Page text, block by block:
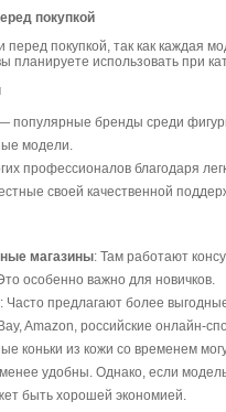
покупкой
перед покупкой, так как каждая
планируете использовать при
популярные бренды среди
модели.
профессионалов благодаря
своей качественной
магазины: Там работают
особенно важно для новичков.
: Часто предлагают более
Amazon, российские онлайн-
коньки из кожи со временем
удобны. Однако, если
быть хорошей экономией.